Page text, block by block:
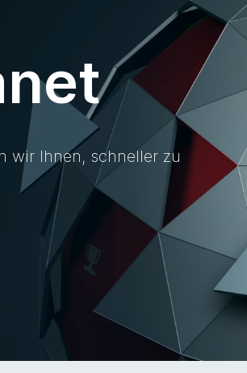
wir Ihnen, schneller zu